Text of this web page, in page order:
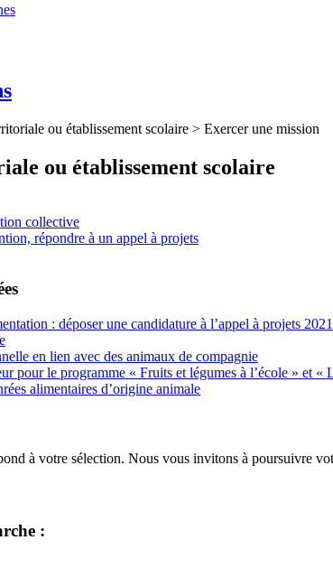
ou établissement scolaire > Exercer une mission
ou établissement scolaire
collective
répondre à un appel à projets
: déposer une candidature à l’appel à projets
en lien avec des animaux de compagnie
pour le programme « Fruits et légumes à l’école » et «
alimentaires d’origine animale
à votre sélection. Nous vous invitons à poursuivre
: